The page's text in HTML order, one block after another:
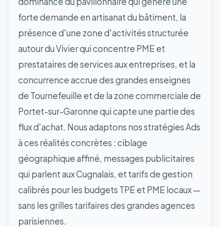
forte demande en artisanat du bâtiment, la
présence d'une zone d'activités structurée
autour du Vivier qui concentre PME et
prestataires de services aux entreprises, et la
concurrence accrue des grandes enseignes
de Tournefeuille et de la zone commerciale de
Portet-sur-Garonne qui capte une partie des
flux d'achat. Nous adaptons nos stratégies Ads
à ces réalités concrètes : ciblage
géographique affiné, messages publicitaires
qui parlent aux Cugnalais, et tarifs de gestion
calibrés pour les budgets TPE et PME locaux —
sans les grilles tarifaires des grandes agences
parisiennes.